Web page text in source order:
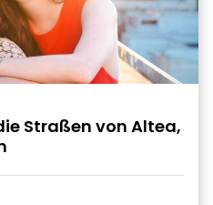
Straßen von Altea,